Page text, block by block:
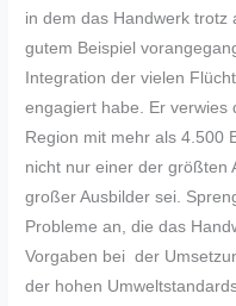
in dem das Handwerk trotz
gutem Beispiel
Integration der vielen
engagiert habe. Er verwies
Region mit mehr als 4.500
nicht nur einer der größten
großer Ausbilder sei.
Probleme an, die das
Vorgaben bei der
der hohen